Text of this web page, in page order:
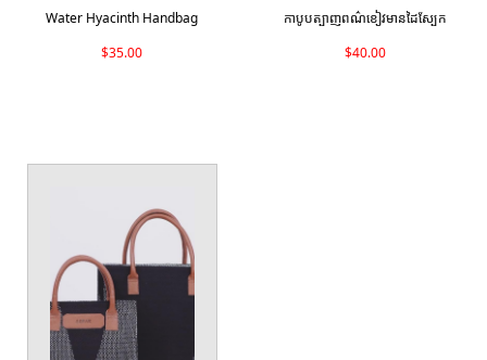
Water Hyacinth Handbag
$35.00
កាបូបត្បាញពណ៌ខៀវមានដៃស្បែក
$40.00